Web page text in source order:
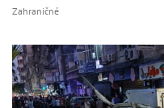
Zahraničné